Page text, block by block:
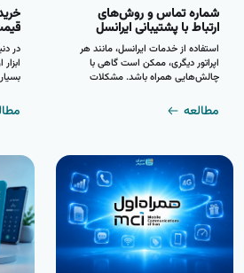
شماره تماس و روش‌های
ارتباط با پشتیبانی ایرانسل
استفاده از خدمات ایرانسل، مانند هر
اپراتور دیگری، ممکن است گاهی با
چالش‌هایی همراه باشد. مشکلات
یا تنظیمات اینترنت، همگی مواردی
هستند که می‌توانند شما را به تماس با
مطالعه
در